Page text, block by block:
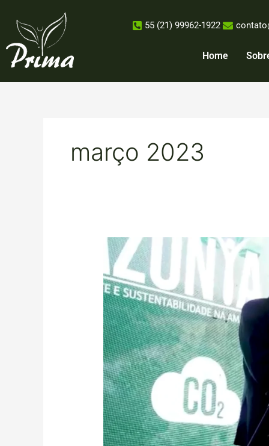
para
conteúdo
55 (21) 99962-1922
Home
março 2023
Fórum
Amazônia
Primeiro
Dia